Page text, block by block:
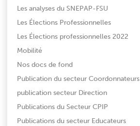
Les analyses du SNEPAP-FSU
Les Élections Professionnelles
Les Élections professionnelles 2022
Mobilité
Nos docs de fond
Publication du secteur Coordonnateurs
publication secteur Direction
Publications du Secteur CPIP
Publications du secteur Educateurs